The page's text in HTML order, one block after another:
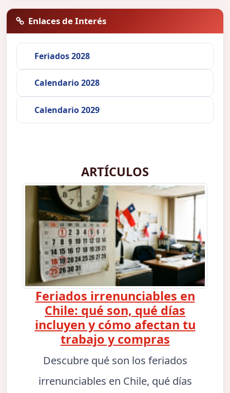
Enlaces de Interés
Feriados 2028
Calendario 2028
Calendario 2029
ARTÍCULOS
Feriados irrenunciables en
Chile: qué son, qué días
incluyen y cómo afectan tu
trabajo y compras
Descubre qué son los feriados
irrenunciables en Chile, qué días